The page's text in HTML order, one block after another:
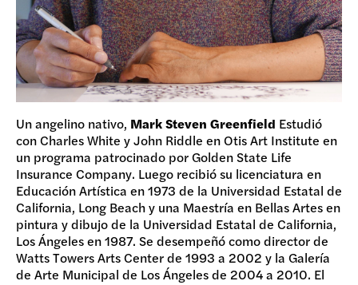
Un angelino nativo, Mark Steven Greenfield Estudió
con Charles White y John Riddle en Otis Art Institute en
un programa patrocinado por Golden State Life
Insurance Company. Luego recibió su licenciatura en
Educación Artística en 1973 de la Universidad Estatal de
California, Long Beach y una Maestría en Bellas Artes en
pintura y dibujo de la Universidad Estatal de California,
Los Ángeles en 1987. Se desempeñó como director de
Watts Towers Arts Center de 1993 a 2002 y la Galería
de Arte Municipal de Los Ángeles de 2004 a 2010. El